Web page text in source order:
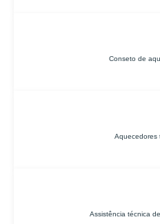
Conseto de
Aquecedores
Assistência técnica